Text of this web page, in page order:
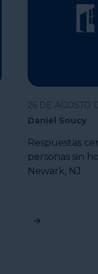
26 DE AGOSTO
Daniel Soucy
Respuestas
personas sin
Newark, NJ